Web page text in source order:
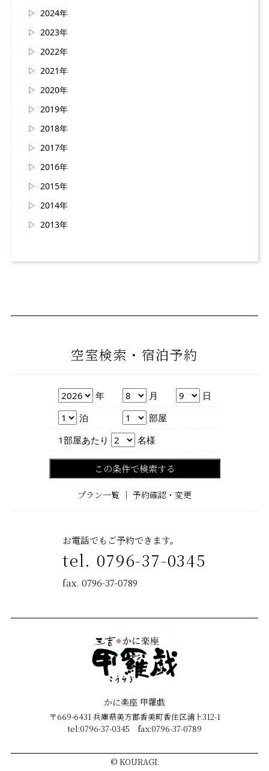
2024年
2023年
2022年
2021年
2020年
2019年
2018年
2017年
2016年
2015年
2014年
2013年
空室検索・宿泊予約
年 年 月 月 日
日
泊数 泊 部屋数 部屋
1部屋あたり
人数 名様
この条件で検索する
プラン一覧 ｜ 予約確認・変更
お電話でもご予約できます。
tel. 0796-37-0345
fax. 0796-37-0789
かに楽座 甲羅戯
〒669-6431 兵庫県美方郡香美町香住区浦上312-1
tel:0796-37-0345 fax:0796-37-0789
© KOURAGI.